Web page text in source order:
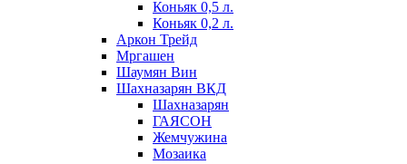
Коньяк 0,5 л.
Коньяк 0,2 л.
Аркон Трейд
Мргашен
Шаумян Вин
Шахназарян ВКД
Шахназарян
ГАЯСОН
Жемчужина
Мозаика